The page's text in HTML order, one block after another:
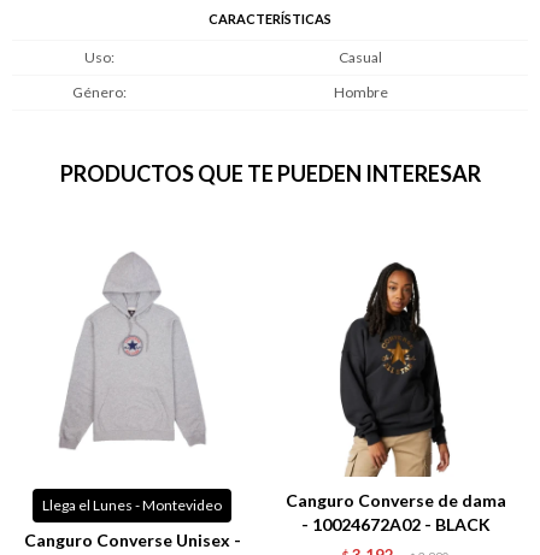
CARACTERÍSTICAS
Uso
Casual
Género
Hombre
PRODUCTOS QUE TE PUEDEN INTERESAR
Llega el Lunes - Montevideo
Canguro Converse Unisex -
Canguro Converse de dama
- 10024672A02 - BLACK